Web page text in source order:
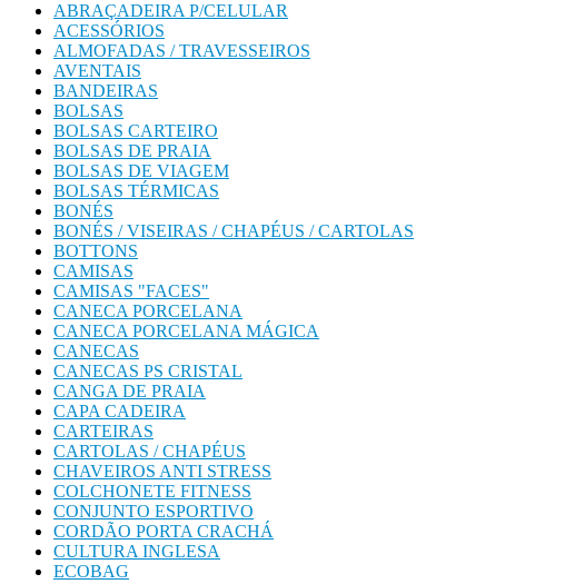
ABRAÇADEIRA P/CELULAR
ACESSÓRIOS
ALMOFADAS / TRAVESSEIROS
AVENTAIS
BANDEIRAS
BOLSAS
BOLSAS CARTEIRO
BOLSAS DE PRAIA
BOLSAS DE VIAGEM
BOLSAS TÉRMICAS
BONÉS
BONÉS / VISEIRAS / CHAPÉUS / CARTOLAS
BOTTONS
CAMISAS
CAMISAS "FACES"
CANECA PORCELANA
CANECA PORCELANA MÁGICA
CANECAS
CANECAS PS CRISTAL
CANGA DE PRAIA
CAPA CADEIRA
CARTEIRAS
CARTOLAS / CHAPÉUS
CHAVEIROS ANTI STRESS
COLCHONETE FITNESS
CONJUNTO ESPORTIVO
CORDÃO PORTA CRACHÁ
CULTURA INGLESA
ECOBAG